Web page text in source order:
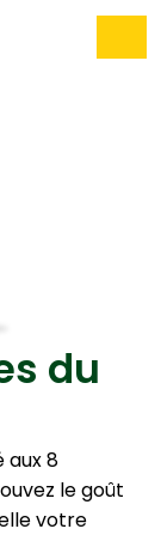
du
aux 8
le goût
votre